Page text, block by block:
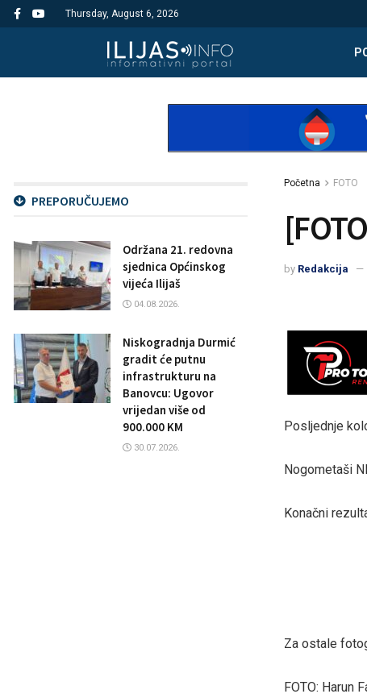
Thursday, August 6, 2026
Početna FOTO
by Redakcija
Posljednje
Nogometaši
Konačni
Za ostale
FOTO: Harun
PREPORUČUJEMO
Održana 21. redovna
sjednica Općinskog
vijeća Ilijaš
04.08.2026.
Niskogradnja Durmić
gradit će putnu
infrastrukturu na
Banovcu: Ugovor
vrijedan više od
900.000 KM
30.07.2026.